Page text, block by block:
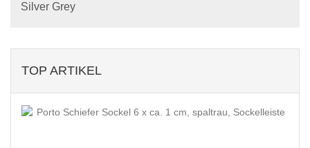
Silver Grey
TOP ARTIKEL